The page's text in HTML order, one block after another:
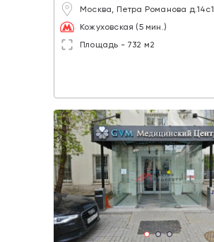
Москва, Петра Романова д.14с1
Кожуховская (5 мин.)
Площадь - 732 м2